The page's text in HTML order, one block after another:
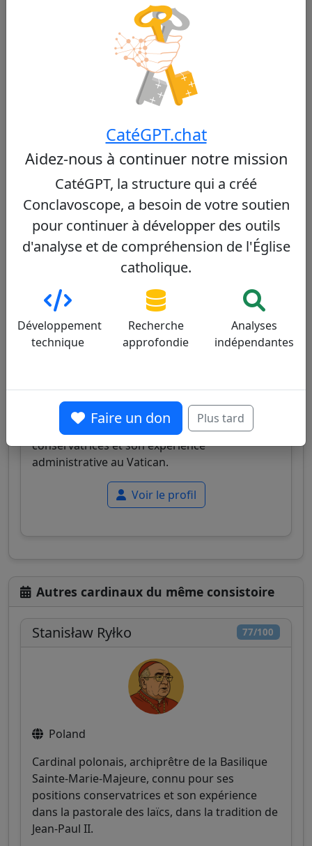
Cardinal américain, archevêque de New York,
connu pour son charisme médiatique et son
leadership équilibré, alliant engagement social
et défense de la tradition catholique et des
valeurs morales.
Voir le profil
61/100
James Michael Harvey
Cardinal américain, archiprêtre de la basilique
Saint-Paul-hors-les-Murs, ancien préfet de la
Maison pontificale, connu pour ses positions
conservatrices et son expérience
administrative au Vatican.
Voir le profil
Autres cardinaux du même consistoire
77/100
Stanisław Ryłko
Poland
Cardinal polonais, archiprêtre de la Basilique
Sainte-Marie-Majeure, connu pour ses
positions conservatrices et son expérience
dans la pastorale des laïcs, dans la tradition de
Jean-Paul II.
CatéGPT.chat
Aidez-nous à continuer notre mission
CatéGPT, la structure qui a créé
Conclavoscope, a besoin de votre soutien
pour continuer à développer des outils
d'analyse et de compréhension de l'Église
catholique.
Développement
technique
Recherche
approfondie
Analyses
indépendantes
Faire un don Plus tard